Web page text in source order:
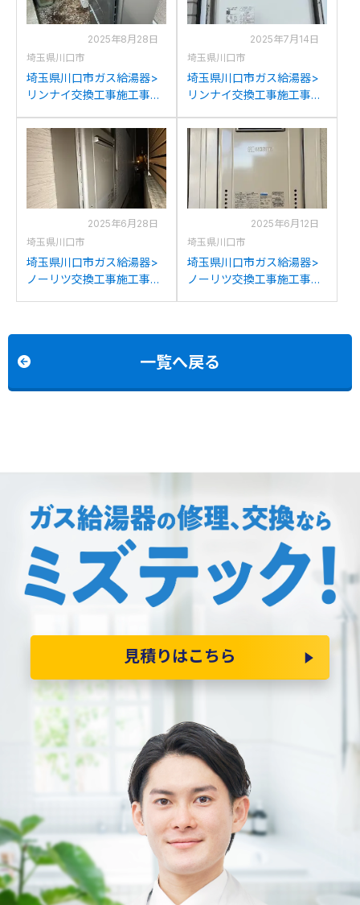
2025年8月28日
埼玉県川口市
埼玉県川口市ガス給湯器>
リンナイ交換工事施工事
K2400SAW2-6からリンナ
イRUFH-E2408SAW2-6(A)
への交換
2025年7月14日
埼玉県川口市
埼玉県川口市ガス給湯器>
リンナイ交換工事施工事
らリンナイRUF-245SAT-
L(B)への交換
2025年6月28日
埼玉県川口市
埼玉県川口市ガス給湯器>
ノーリツ交換工事施工事
2025年6月12日
埼玉県川口市
埼玉県川口市ガス給湯器>
ノーリツ交換工事施工事
一覧へ戻る
見積りはこちら